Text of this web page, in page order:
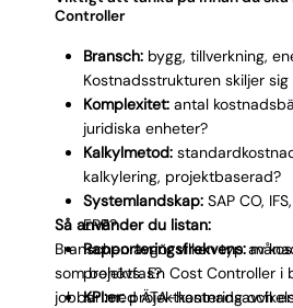
Controller
Bransch:bygg, tillverkning,
Kostnadsstrukturen skiljer sig
Komplexitet:antal
juridiska enheter?
Kalkylmetod:
kalkylering, projektbaserad?
Systemlandskap:SAP CO,
ERP?
Rapporteringsfrekvens:
projektfas?
KPI:er:
Så använder du listan:
Branschen avgör vilken typ av
som behövs. En Cost Controller i
jobbar med ÄTA-hantering och